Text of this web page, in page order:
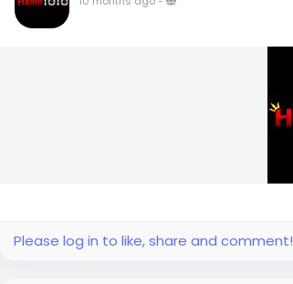
Please log in to like, share and comment!